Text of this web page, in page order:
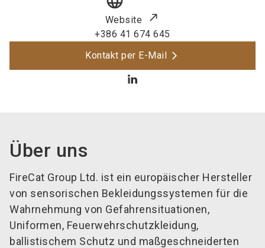
Website
+386 41 674 645
Kontakt per E-Mail
Über uns
FireCat Group Ltd. ist ein europäischer Hersteller
von sensorischen Bekleidungssystemen für die
Wahrnehmung von Gefahrensituationen,
Uniformen, Feuerwehrschutzkleidung,
ballistischem Schutz und maßgeschneiderten